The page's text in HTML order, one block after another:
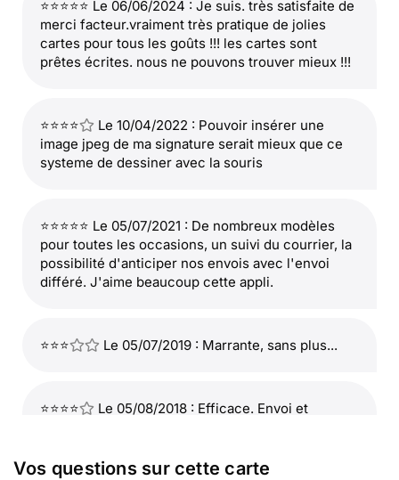
⭐⭐⭐⭐⭐ Le 06/06/2024 : Je suis. très satisfaite de
merci facteur.vraiment très pratique de jolies
cartes pour tous les goûts !!! les cartes sont
prêtes écrites. nous ne pouvons trouver mieux !!!
⭐⭐⭐⭐
Le 10/04/2022 : Pouvoir insérer une
image jpeg de ma signature serait mieux que ce
systeme de dessiner avec la souris
⭐⭐⭐⭐⭐ Le 05/07/2021 : De nombreux modèles
pour toutes les occasions, un suivi du courrier, la
possibilité d'anticiper nos envois avec l'envoi
différé. J'aime beaucoup cette appli.
⭐⭐⭐ Le 05/07/2019 : Marrante, sans plus...
⭐⭐⭐⭐
Le 05/08/2018 : Efficace. Envoi et
Vos questions sur cette carte